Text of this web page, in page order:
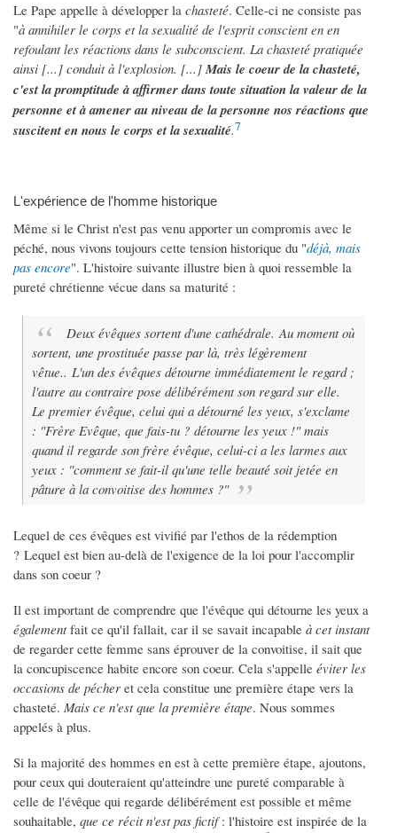
Le Pape appelle à développer la chasteté. Celle-ci ne consiste pas
"à annihiler le corps et la sexualité de l'esprit conscient en en
refoulant les réactions dans le subconscient. La chasteté pratiquée
ainsi [...] conduit à l'explosion. [...]Mais le coeur de la chasteté,
c'est la promptitude à affirmer dans toute situation la valeur de la
personne et à amener au niveau de la personne nos réactions que
suscitent en nous le corps et la sexualité.7
L'expérience de l'homme historique
Même si le Christ n'est pas venu apporter un compromis avec le
péché, nous vivons toujours cette tension historique du "déjà, mais
pas encore". L'histoire suivante illustre bien à quoi ressemble la
pureté chrétienne vécue dans sa maturité :
Deux évêques sortent d'une cathédrale. Au moment où
sortent, une prostituée passe par là, très légèrement
vêtue.. L'un des évêques détourne immédiatement le regard ;
l'autre au contraire pose délibérément son regard sur elle.
Le premier évêque, celui qui a détourné les yeux, s'exclame
: "Frère Evêque, que fais-tu ? détourne les yeux !" mais
quand il regarde son frère évêque, celui-ci a les larmes aux
yeux : "comment se fait-il qu'une telle beauté soit jetée en
pâture à la convoitise des hommes ?"
Lequel de ces évêques est vivifié par l'ethos de la rédemption
? Lequel est bien au-delà de l'exigence de la loi pour l'accomplir
dans son coeur ?
Il est important de comprendre que l'évêque qui détourne les yeux a
égalementfait ce qu'il fallait, car il se savait incapable à cet instant
de regarder cette femme sans éprouver de la convoitise, il sait que
la concupiscence habite encore son coeur. Cela s'appelle éviter les
occasions de pécher et cela constitue une première étape vers la
chasteté. Mais ce n'est que la première étape. Nous sommes
appelés à plus.
Si la majorité des hommes en est à cette première étape, ajoutons,
pour ceux qui douteraient qu'atteindre une pureté comparable à
celle de l'évêque qui regarde délibérément est possible et même
souhaitable, que ce récit n'est pas fictif: l'histoire est inspirée de la